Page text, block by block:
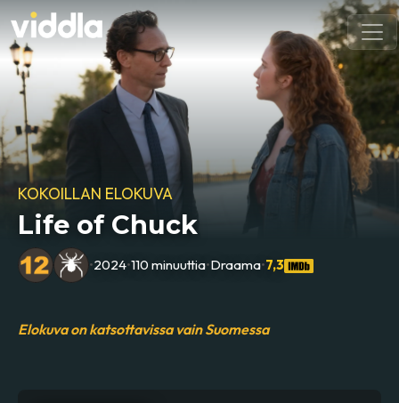
KOKOILLAN ELOKUVA
Life of Chuck
•2024•110 minuuttia•Draama•7,3
Elokuva on katsottavissa vain Suomessa